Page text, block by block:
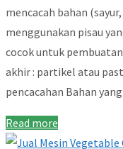
mencacah bahan
menggunakan pisau
cocok untuk
akhir : partikel atau
pencacahan Bahan
Read more